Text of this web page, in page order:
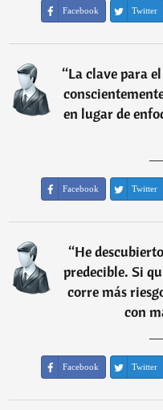
Facebook Twitter
“La clave para
en lugar de
Facebook Twitter
“He
predecible. Si
corre más
con
Facebook Twitter